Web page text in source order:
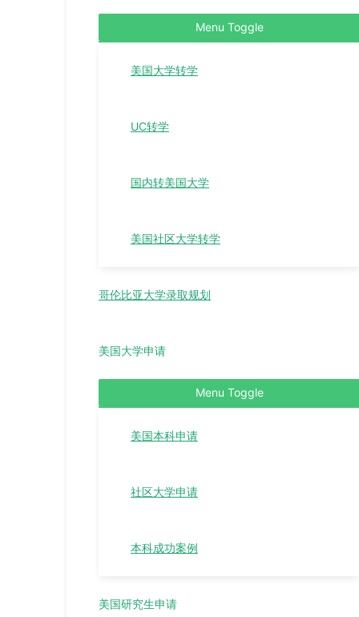
Menu Toggle
美国大学转学
UC转学
国内转美国大学
美国社区大学转学
哥伦比亚大学录取规划
美国大学申请
Menu Toggle
美国本科申请
社区大学申请
本科成功案例
美国研究生申请